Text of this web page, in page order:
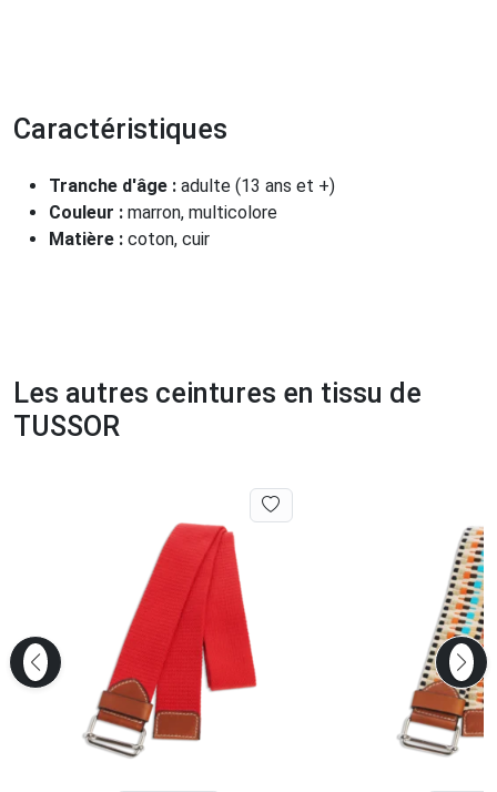
Caractéristiques
Tranche d'âge : adulte (13 ans et +)
Couleur : marron, multicolore
Matière : coton, cuir
Les autres ceintures en tissu de
TUSSOR